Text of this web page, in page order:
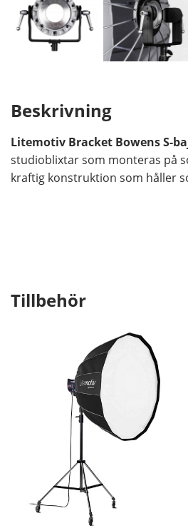
Beskrivning
Litemotiv Bracket Bowens S-
studioblixtar som monteras på
kraftig konstruktion som håller
Tillbehör